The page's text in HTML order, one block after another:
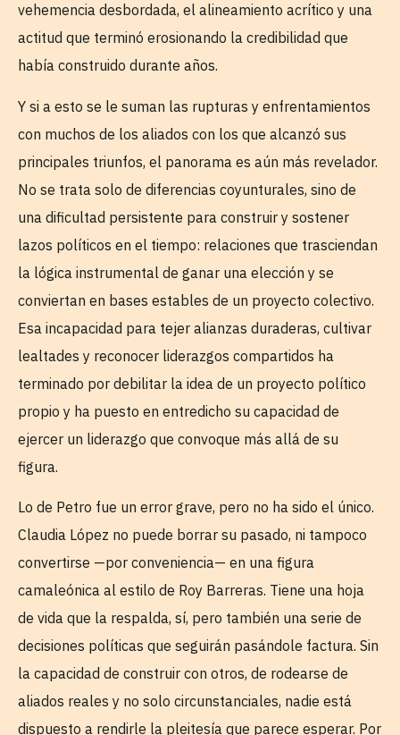
vehemencia desbordada, el alineamiento acrítico y una
actitud que terminó erosionando la credibilidad que
había construido durante años.
Y si a esto se le suman las rupturas y enfrentamientos
con muchos de los aliados con los que alcanzó sus
principales triunfos, el panorama es aún más revelador.
No se trata solo de diferencias coyunturales, sino de
una dificultad persistente para construir y sostener
lazos políticos en el tiempo: relaciones que trasciendan
la lógica instrumental de ganar una elección y se
conviertan en bases estables de un proyecto colectivo.
Esa incapacidad para tejer alianzas duraderas, cultivar
lealtades y reconocer liderazgos compartidos ha
terminado por debilitar la idea de un proyecto político
propio y ha puesto en entredicho su capacidad de
ejercer un liderazgo que convoque más allá de su
figura.
Lo de Petro fue un error grave, pero no ha sido el único.
Claudia López no puede borrar su pasado, ni tampoco
convertirse —por conveniencia— en una figura
camaleónica al estilo de Roy Barreras. Tiene una hoja
de vida que la respalda, sí, pero también una serie de
decisiones políticas que seguirán pasándole factura. Sin
la capacidad de construir con otros, de rodearse de
aliados reales y no solo circunstanciales, nadie está
dispuesto a rendirle la pleitesía que parece esperar. Por